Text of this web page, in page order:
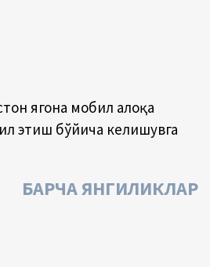
ягона мобил алоқа
этиш бўйича келишувга
БАРЧА ЯНГИЛИКЛАР